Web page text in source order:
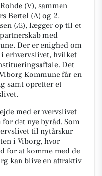
(V), sammen
Bertel (A) og 2.
(Æ), lægger op til et
med
Der er enighed om
erhvervslivet, hvilket
Det
Kommune får en
samt opretter et
med erhvervslivet
det nye byråd. Som
til nytårskur
i Viborg, hvor
for at komme med de
kan blive en attraktiv